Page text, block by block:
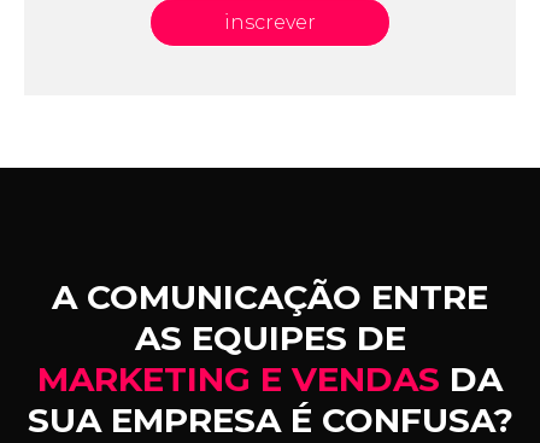
inscrever
A COMUNICAÇÃO ENTRE
AS EQUIPES DE
MARKETING E VENDAS DA
SUA EMPRESA É CONFUSA?